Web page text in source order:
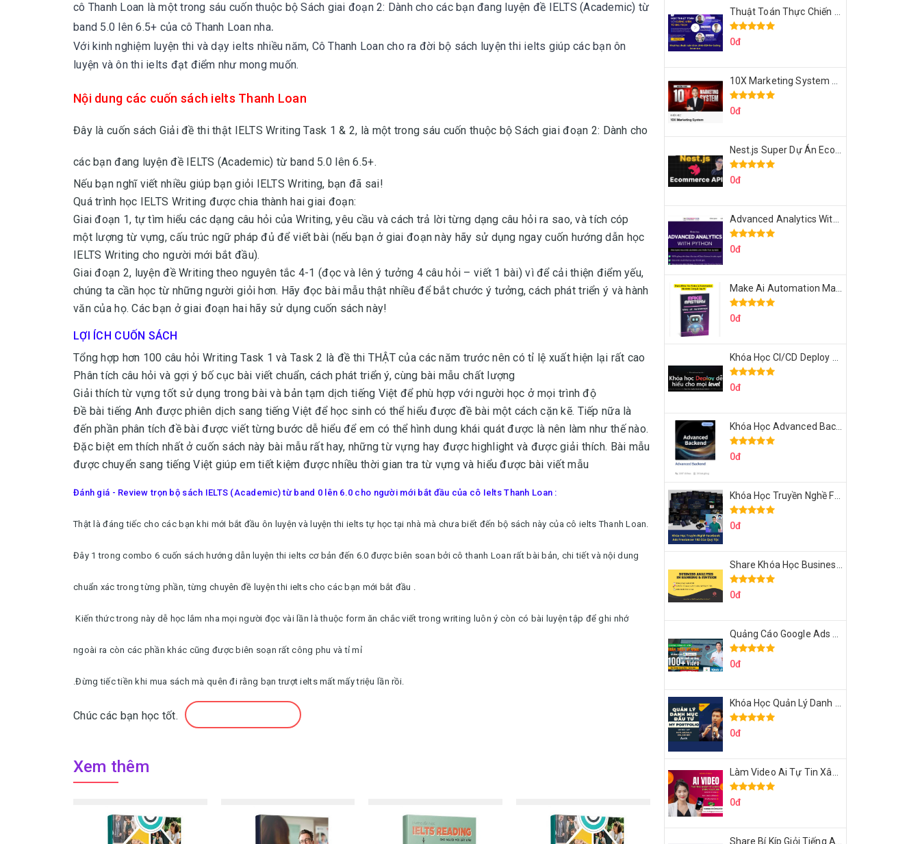
cô Thanh Loan là một trong sáu cuốn thuộc bộ Sách giai đoạn 2: Dành cho các bạn đang luyện đề IELTS (Academic) từ
band 5.0 lên 6.5+ của cô Thanh Loan nha.
Với kinh nghiệm luyện thi và dạy ielts nhiều năm, Cô Thanh Loan cho ra đời bộ sách luyện thi ielts giúp các bạn ôn
luyện và ôn thi ielts đạt điểm như mong muốn.
Nội dung các cuốn sách ielts Thanh Loan
Đây là cuốn sách Giải đề thi thật IELTS Writing Task 1 & 2, là một trong sáu cuốn thuộc bộ Sách giai đoạn 2: Dành cho
các bạn đang luyện đề IELTS (Academic) từ band 5.0 lên 6.5+.
Nếu bạn nghĩ viết nhiều giúp bạn giỏi IELTS Writing, bạn đã sai!
Quá trình học IELTS Writing được chia thành hai giai đoạn:
Giai đoạn 1, tự tìm hiểu các dạng câu hỏi của Writing, yêu cầu và cách trả lời từng dạng câu hỏi ra sao, và tích cóp
một lượng từ vựng, cấu trúc ngữ pháp đủ để viết bài (nếu bạn ở giai đoạn này hãy sử dụng ngay cuốn hướng dẫn học
IELTS Writing cho người mới bắt đầu).
Giai đoạn 2, luyện đề Writing theo nguyên tắc 4-1 (đọc và lên ý tưởng 4 câu hỏi – viết 1 bài) vì để cải thiện điểm yếu,
chúng ta cần học từ những người giỏi hơn. Hãy đọc bài mẫu thật nhiều để bắt chước ý tưởng, cách phát triển ý và hành
văn của họ. Các bạn ở giai đoạn hai hãy sử dụng cuốn sách này!
LỢI ÍCH CUỐN SÁCH
Tổng hợp hơn 100 câu hỏi Writing Task 1 và Task 2 là đề thi THẬT của các năm trước nên có tỉ lệ xuất hiện lại rất cao
Phân tích câu hỏi và gợi ý bố cục bài viết chuẩn, cách phát triển ý, cùng bài mẫu chất lượng
Giải thích từ vựng tốt sử dụng trong bài và bản tạm dịch tiếng Việt để phù hợp với người học ở mọi trình độ
Đề bài tiếng Anh được phiên dịch sang tiếng Việt để học sinh có thể hiểu được đề bài một cách cặn kẽ. Tiếp nữa là
đến phần phân tích đề bài được viết từng bước dễ hiểu để em có thể hình dung khái quát được là nên làm như thế nào.
Đặc biệt em thích nhất ở cuốn sách này bài mẫu rất hay, những từ vựng hay được highlight và được giải thích. Bài mẫu
được chuyển sang tiếng Việt giúp em tiết kiệm được nhiều thời gian tra từ vựng và hiểu được bài viết mẫu
Đánh giá - Review trọn bộ sách IELTS (Academic) từ band 0 lên 6.0 cho người mới bắt đầu của cô Ielts Thanh Loan :
Thật là đáng tiếc cho các bạn khi mới bắt đầu ôn luyện và luyện thi ielts tự học tại nhà mà chưa biết đến bộ sách này của cô ielts Thanh Loan.
Đây 1 trong combo 6 cuốn sách hướng dẫn luyện thi ielts cơ bản đến 6.0 được biên soan bởi cô thanh Loan rất bài bản, chi tiết và nội dung
chuẩn xác trong từng phần, từng chuyên đề luyện thi ielts cho các bạn mới bắt đầu .
Kiến thức trong này dễ học lắm nha mọi người đọc vài lần là thuộc form ăn chắc viết trong writing luôn ý còn có bài luyện tập để ghi nhớ
ngoài ra còn các phần khác cũng được biên soạn rất công phu và tỉ mỉ
.Đừng tiếc tiền khi mua sách mà quên đi rằng bạn trượt ielts mất mấy triệu lần rồi.
Chúc các bạn học tốt.
Xem thêm
0đ
0đ
0đ
0đ
0đ
0đ
0đ
0đ
0đ
0đ
0đ
0đ